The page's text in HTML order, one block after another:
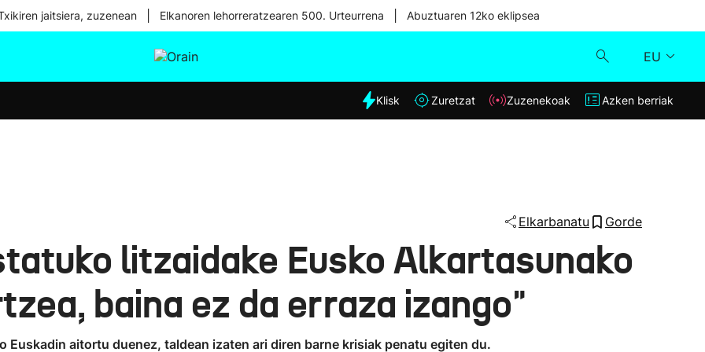
jaitsiera, zuzenean Elkanoren lehorreratzearen 500. Urteurrena Abuztuaren 12ko eklipsea
EU
Eguraldia
Klisk
Azken berriak
Klisk Zuretzat Zuzenekoak Azken berriak
Elkarbanatu Gorde
litzaidake Eusko Alkartasunako
baina ez da erraza izango"
Euskadin aitortu duenez, taldean izaten ari diren barne krisiak penatu egiten du.